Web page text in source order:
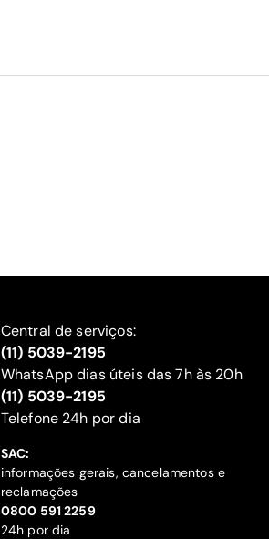
Central de serviços:
(11) 5039-2195
WhatsApp dias úteis das 7h às 20h
(11) 5039-2195
‍Telefone 24h por dia
SAC:
informações gerais, cancelamentos e
reclamações
‍0800 591 2259
24h por dia